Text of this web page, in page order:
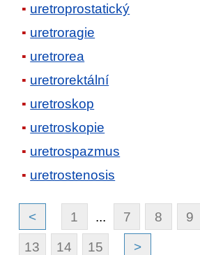
uretroprostatický
uretroragie
uretrorea
uretrorektální
uretroskop
uretroskopie
uretrospazmus
uretrostenosis
< 1 ... 7 8 9
13 14 15 >